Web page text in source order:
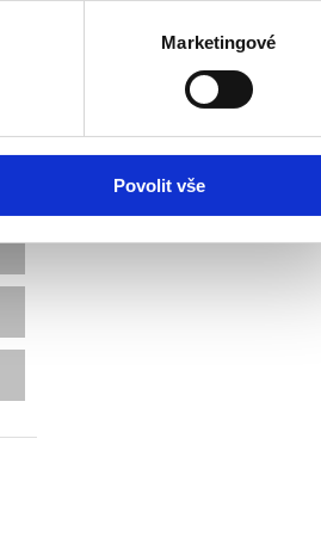
Marketingové
Povolit vše